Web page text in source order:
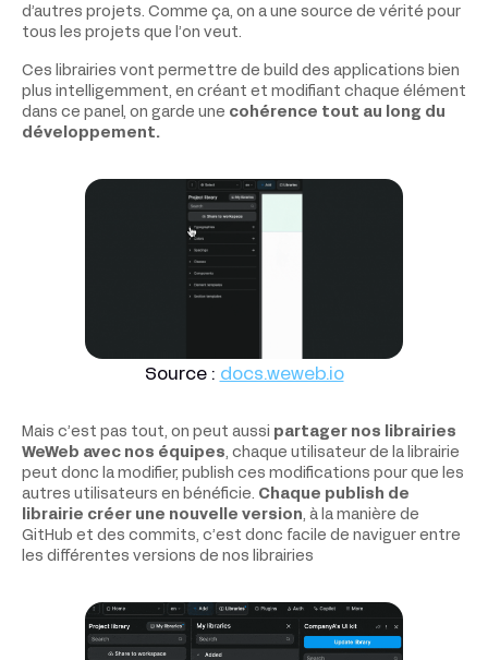
d’autres projets. Comme ça, on a une source de vérité pour
tous les projets que l’on veut.
Ces librairies vont permettre de build des applications bien
plus intelligemment, en créant et modifiant chaque élément
dans ce panel, on garde une cohérence tout au long du
développement.
Source : docs.weweb.io
Mais c’est pas tout, on peut aussi partager nos librairies
WeWeb avec nos équipes, chaque utilisateur de la librairie
peut donc la modifier, publish ces modifications pour que les
autres utilisateurs en bénéficie. Chaque publish de
librairie créer une nouvelle version, à la manière de
GitHub et des commits, c’est donc facile de naviguer entre
les différentes versions de nos librairies